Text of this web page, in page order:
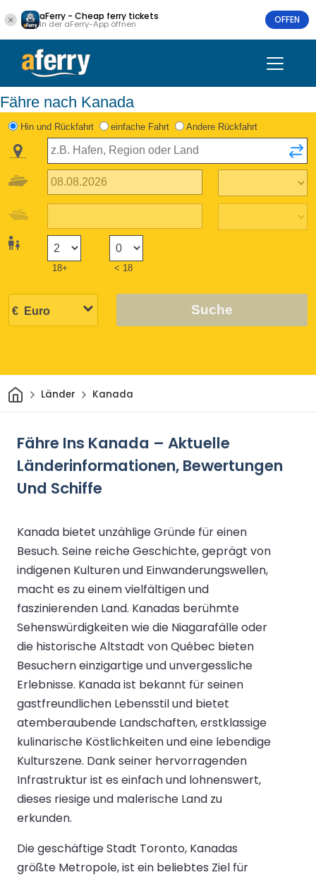
aFerry - Cheap ferry tickets
In der aFerry-App öffnen OFFEN
Fähre nach Kanada
Hin und Rückfahrt einfache Fahrt Andere Rückfahrt
18+ < 18
Suche
HeimLänder Kanada
Fähre Ins Kanada – Aktuelle
Länderinformationen, Bewertungen
Und Schiffe
Kanada bietet unzählige Gründe für einen
Besuch. Seine reiche Geschichte, geprägt von
indigenen Kulturen und Einwanderungswellen,
macht es zu einem vielfältigen und
faszinierenden Land. Kanadas berühmte
Sehenswürdigkeiten wie die Niagarafälle oder
die historische Altstadt von Québec bieten
Besuchern einzigartige und unvergessliche
Erlebnisse. Kanada ist bekannt für seinen
gastfreundlichen Lebensstil und bietet
atemberaubende Landschaften, erstklassige
kulinarische Köstlichkeiten und eine lebendige
Kulturszene. Dank seiner hervorragenden
Infrastruktur ist es einfach und lohnenswert,
dieses riesige und malerische Land zu
erkunden.
Die geschäftige Stadt Toronto, Kanadas
größte Metropole, ist ein beliebtes Ziel für